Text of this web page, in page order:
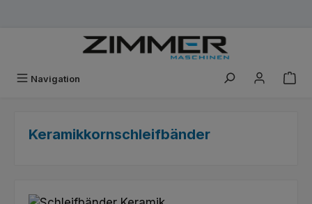
Navigation
Keramikkornschleifbänder